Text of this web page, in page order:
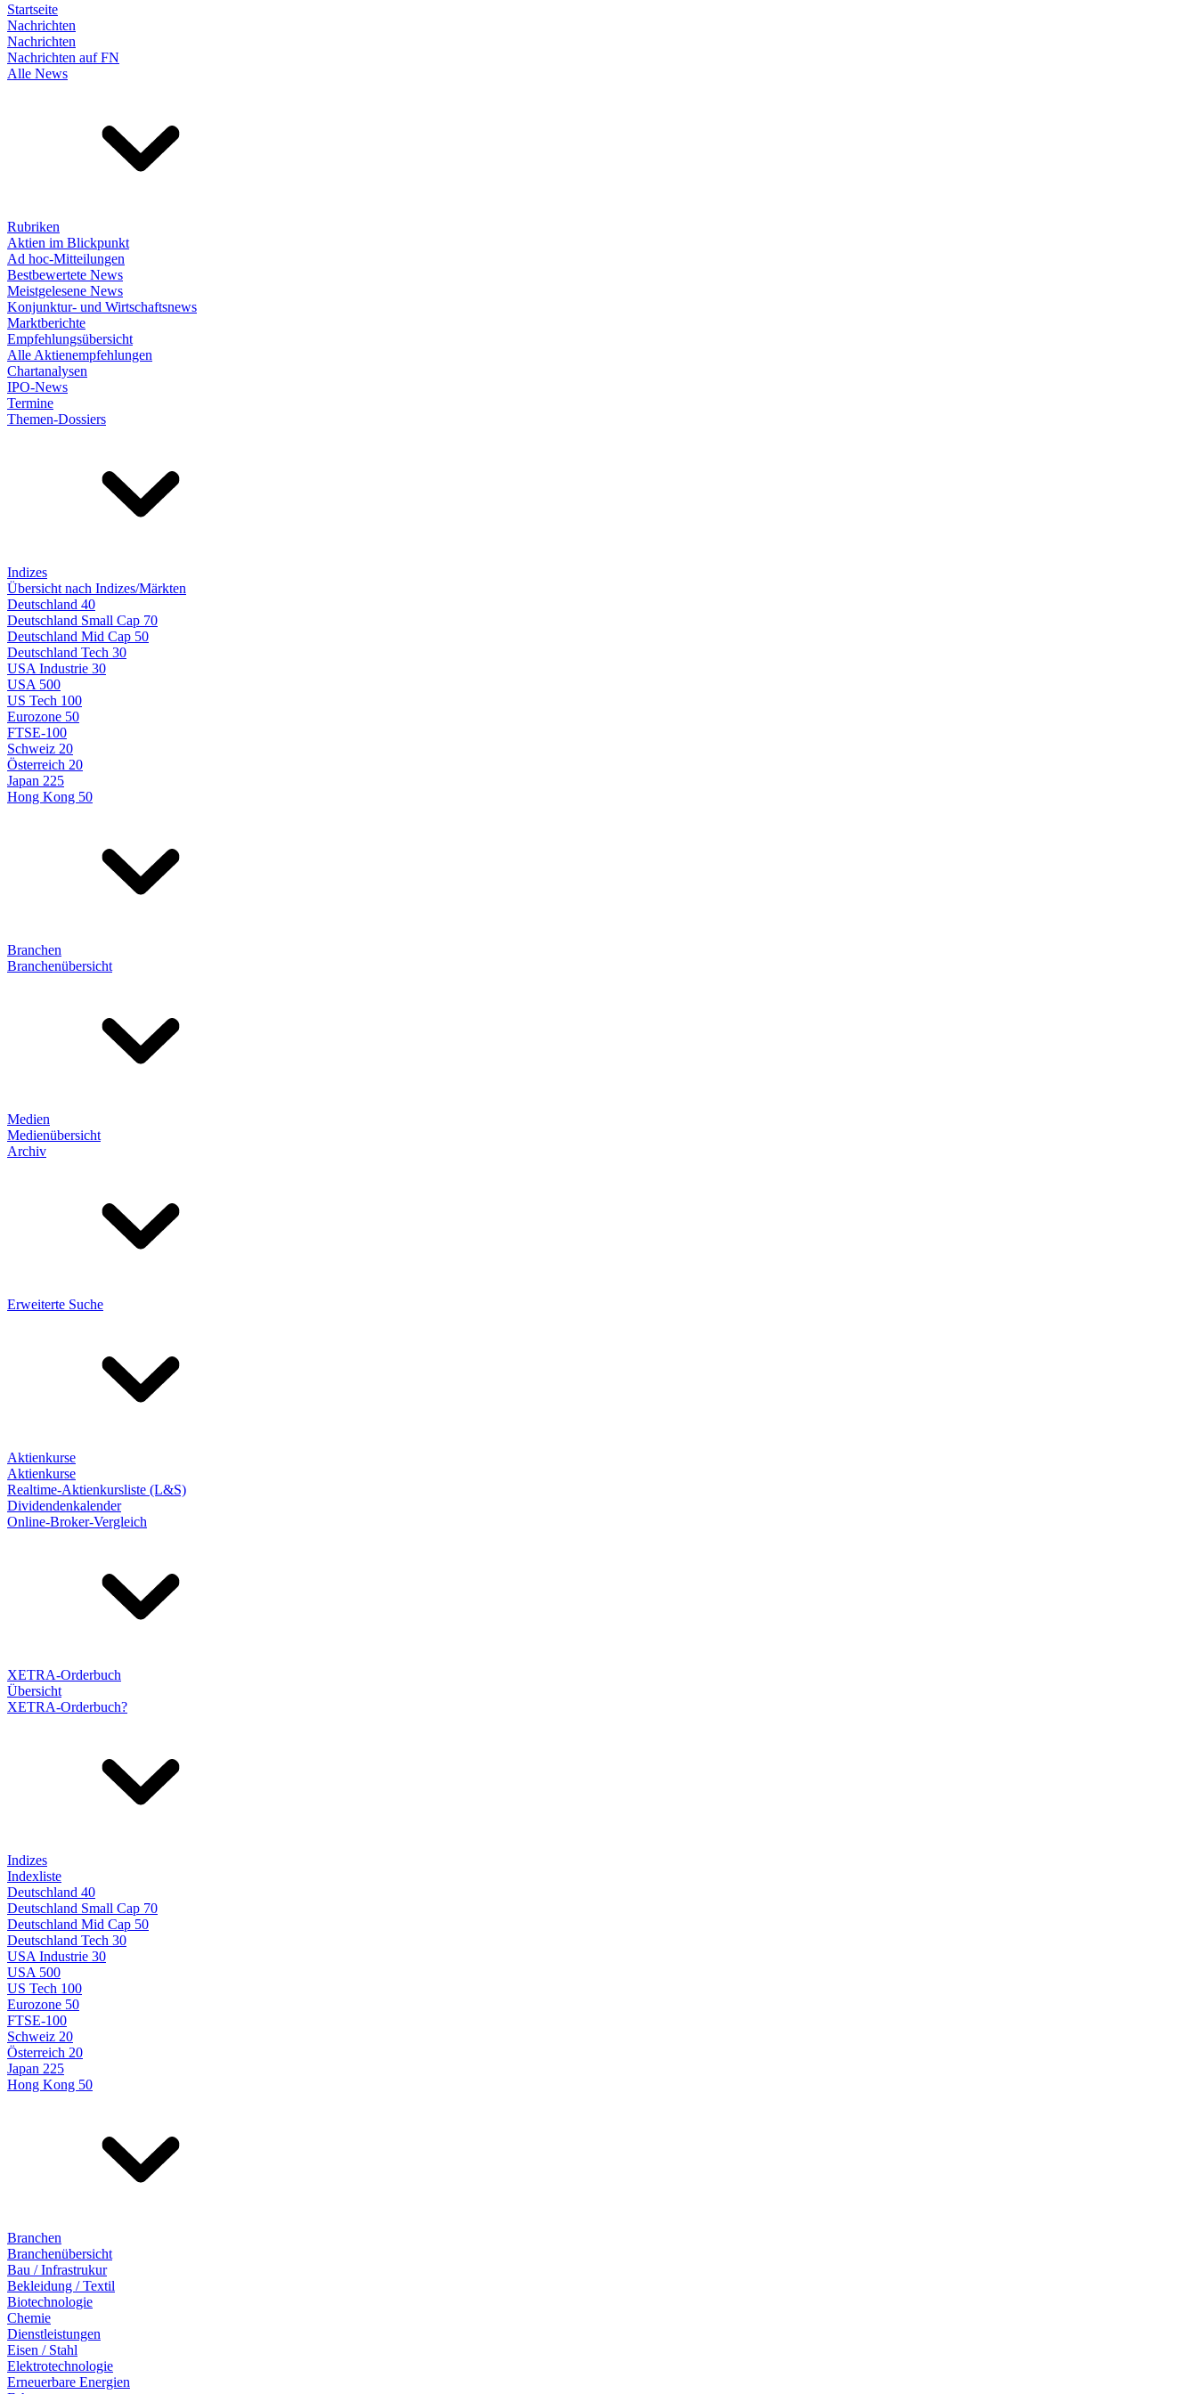
Startseite
Nachrichten
Nachrichten
Nachrichten auf FN
Alle News
Rubriken
Aktien im Blickpunkt
Ad hoc-Mitteilungen
Bestbewertete News
Meistgelesene News
Konjunktur- und Wirtschaftsnews
Marktberichte
Empfehlungsübersicht
Alle Aktienempfehlungen
Chartanalysen
IPO-News
Termine
Themen-Dossiers
Indizes
Übersicht nach Indizes/Märkten
Deutschland 40
Deutschland Small Cap 70
Deutschland Mid Cap 50
Deutschland Tech 30
USA Industrie 30
USA 500
US Tech 100
Eurozone 50
FTSE-100
Schweiz 20
Österreich 20
Japan 225
Hong Kong 50
Branchen
Branchenübersicht
Medien
Medienübersicht
Archiv
Erweiterte Suche
Aktienkurse
Aktienkurse
Realtime-Aktienkursliste (L&S)
Dividendenkalender
Online-Broker-Vergleich
XETRA-Orderbuch
Übersicht
XETRA-Orderbuch?
Indizes
Indexliste
Deutschland 40
Deutschland Small Cap 70
Deutschland Mid Cap 50
Deutschland Tech 30
USA Industrie 30
USA 500
US Tech 100
Eurozone 50
FTSE-100
Schweiz 20
Österreich 20
Japan 225
Hong Kong 50
Branchen
Branchenübersicht
Bau / Infrastrukur
Bekleidung / Textil
Biotechnologie
Chemie
Dienstleistungen
Eisen / Stahl
Elektrotechnologie
Erneuerbare Energien